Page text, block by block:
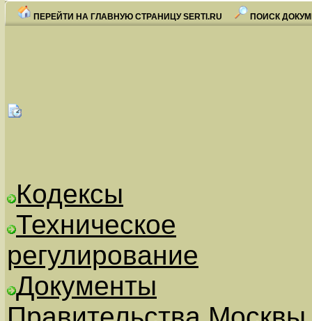
ПЕРЕЙТИ НА ГЛАВНУЮ СТРАНИЦУ SERTI.RU ПОИСК
Кодексы
Техническое
регулирование
Документы